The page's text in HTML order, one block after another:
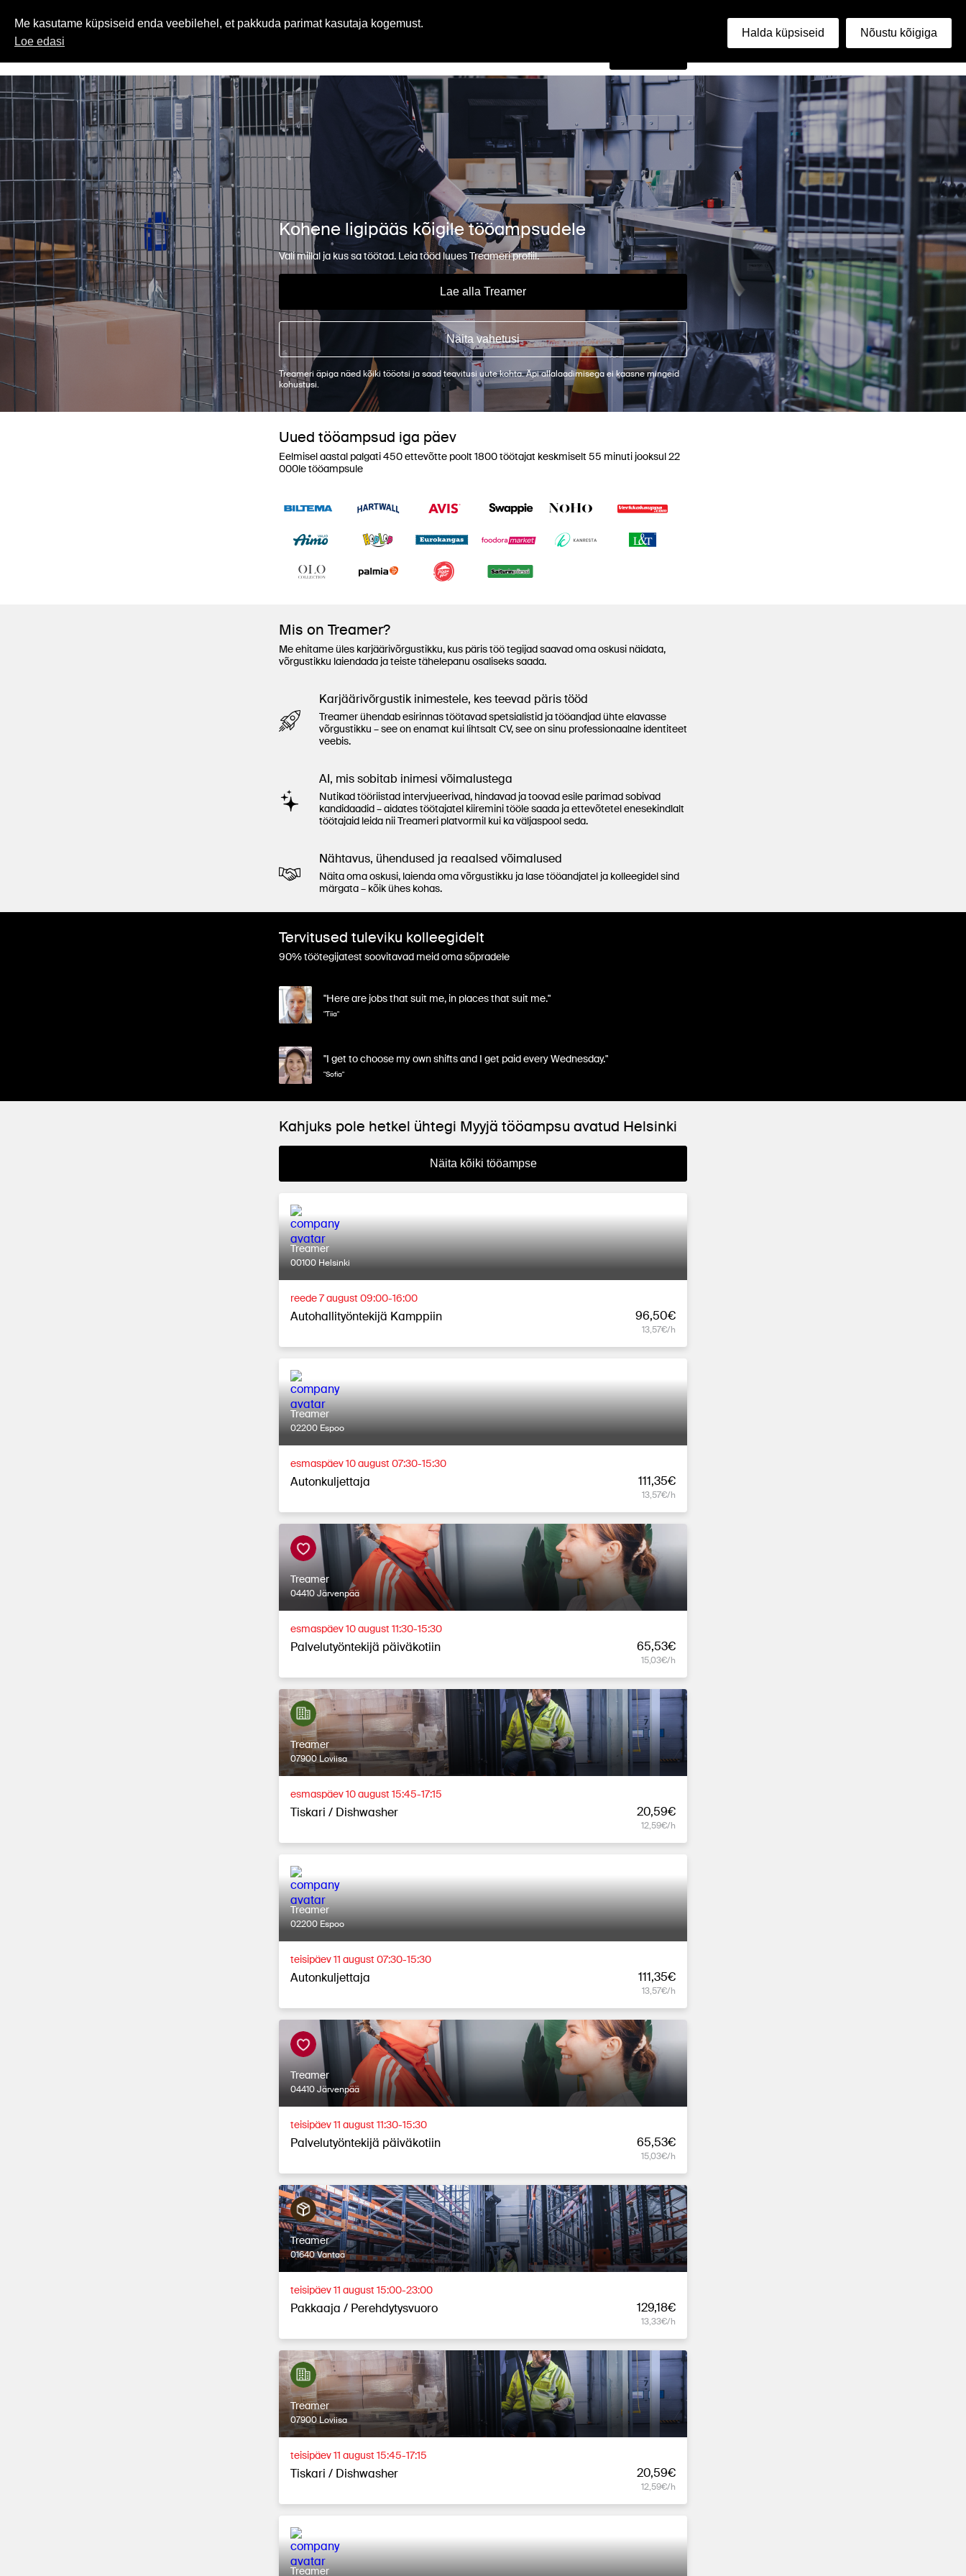
Kohene ligipääs kõigile tööampsudele
Vali millal ja kus sa töötad. Leia tööd luues Treameri profiil.
Lae alla Treamer
Näita vahetusi
Treameri äpiga näed kõiki tööotsi ja saad teavitusi uute kohta. Äpi allalaadimisega ei kaasne mingeid
kohustusi.
Uued tööampsud iga päev
Eelmisel aastal palgati 450 ettevõtte poolt 1800 töötajat keskmiselt 55 minuti jooksul 22
000le tööampsule
Mis on Treamer?
Me ehitame üles karjäärivõrgustikku, kus päris töö tegijad saavad oma oskusi näidata,
võrgustikku laiendada ja teiste tähelepanu osaliseks saada.
Karjäärivõrgustik inimestele, kes teevad päris tööd
Treamer ühendab esirinnas töötavad spetsialistid ja tööandjad ühte elavasse
võrgustikku – see on enamat kui lihtsalt CV, see on sinu professionaalne identiteet
veebis.
AI, mis sobitab inimesi võimalustega
Nutikad tööriistad intervjueerivad, hindavad ja toovad esile parimad sobivad
kandidaadid – aidates töötajatel kiiremini tööle saada ja ettevõtetel enesekindlalt
töötajaid leida nii Treameri platvormil kui ka väljaspool seda.
Nähtavus, ühendused ja reaalsed võimalused
Näita oma oskusi, laienda oma võrgustikku ja lase tööandjatel ja kolleegidel sind
märgata – kõik ühes kohas.
Tervitused tuleviku kolleegidelt
90% töötegijatest soovitavad meid oma sõpradele
"Here are jobs that suit me, in places that suit me."
"Tiia"
"I get to choose my own shifts and I get paid every Wednesday."
"Sofia"
Kahjuks pole hetkel ühtegi Myyjä tööampsu avatud Helsinki
Näita kõiki tööampse
Treamer
00100 Helsinki
reede 7 august 09:00-16:00
Autohallityöntekijä Kamppiin 96,50€
13,57€/h
Treamer
02200 Espoo
esmaspäev 10 august 07:30-15:30
Autonkuljettaja 111,35€
13,57€/h
Treamer
04410 Järvenpää
esmaspäev 10 august 11:30-15:30
Palvelutyöntekijä päiväkotiin 65,53€
15,03€/h
Treamer
07900 Loviisa
esmaspäev 10 august 15:45-17:15
Tiskari / Dishwasher 20,59€
12,59€/h
Treamer
02200 Espoo
teisipäev 11 august 07:30-15:30
Autonkuljettaja 111,35€
13,57€/h
Treamer
04410 Järvenpää
teisipäev 11 august 11:30-15:30
Palvelutyöntekijä päiväkotiin 65,53€
15,03€/h
Treamer
01640 Vantaa
teisipäev 11 august 15:00-23:00
Pakkaaja / Perehdytysvuoro 129,18€
13,33€/h
Treamer
07900 Loviisa
teisipäev 11 august 15:45-17:15
Tiskari / Dishwasher 20,59€
12,59€/h
Treamer
Me kasutame küpsiseid enda veebilehel, et pakkuda parimat kasutaja kogemust.
Loe edasi
Halda küpsiseid Nõustu kõigiga